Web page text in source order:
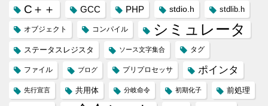
C＋＋ GCC PHP stdio.h stdlib.h
オブジェクト コンパイル シミュレータ
ステータスレジスタ ソース文字集合 タグ
ファイル ブログ プリプロセッサ ポインタ
先行宣言 共用体 分岐命令 初期化子 前処理